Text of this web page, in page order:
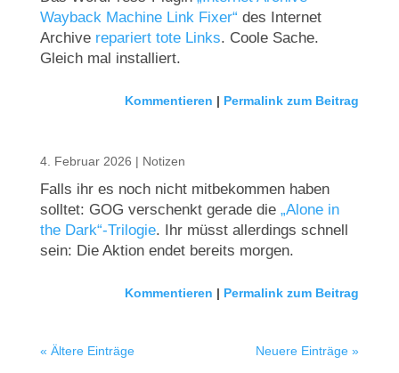
Wayback Machine Link Fixer“ des Internet
Archive repariert tote Links. Coole Sache.
Gleich mal installiert.
Kommentieren | Permalink zum Beitrag
4. Februar 2026 | Notizen
Falls ihr es noch nicht mitbekommen haben
solltet: GOG verschenkt gerade die „Alone in
the Dark“-Trilogie. Ihr müsst allerdings schnell
sein: Die Aktion endet bereits morgen.
Kommentieren | Permalink zum Beitrag
« Ältere Einträge Neuere Einträge »